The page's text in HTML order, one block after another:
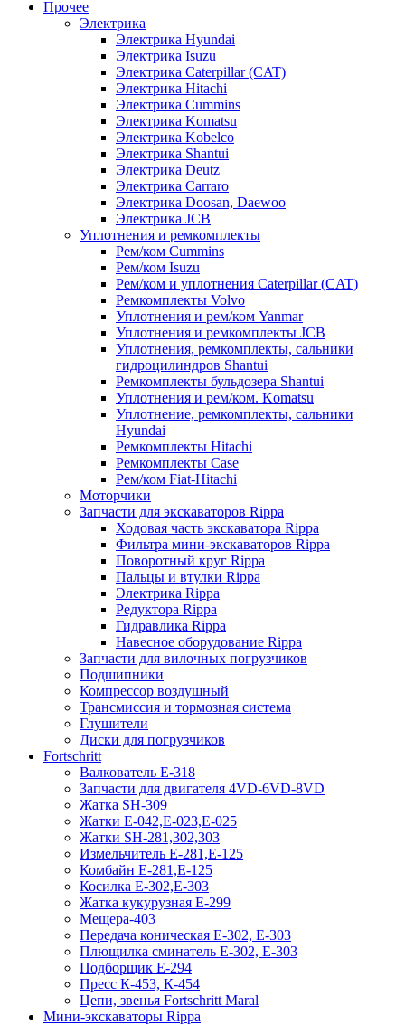
Прочее
Электрика
Электрика Hyundai
Электрика Isuzu
Электрика Caterpillar (CAT)
Электрика Hitachi
Электрика Cummins
Электрика Komatsu
Электрика Kobelco
Электрика Shantui
Электрика Deutz
Электрика Carraro
Электрика Doosan, Daewoo
Электрика JCB
Уплотнения и ремкомплекты
Рем/ком Cummins
Рем/ком Isuzu
Рем/ком и уплотнения Caterpillar (CAT)
Ремкомплекты Volvo
Уплотнения и рем/ком Yanmar
Уплотнения и ремкомплекты JCB
Уплотнения, ремкомплекты, сальники
гидроцилиндров Shantui
Ремкомплекты бульдозера Shantui
Уплотнения и рем/ком. Komatsu
Уплотнение, ремкомплекты, сальники
Hyundai
Ремкомплекты Hitachi
Ремкомплекты Case
Рем/ком Fiat-Hitachi
Моторчики
Запчасти для экскаваторов Rippa
Ходовая часть экскаватора Rippa
Фильтра мини-экскаваторов Rippa
Поворотный круг Rippa
Пальцы и втулки Rippa
Электрика Rippa
Редуктора Rippa
Гидравлика Rippa
Навесное оборудование Rippa
Запчасти для вилочных погрузчиков
Подшипники
Компрессор воздушный
Трансмиссия и тормозная система
Глушители
Диски для погрузчиков
Fortschritt
Валкователь Е-318
Запчасти для двигателя 4VD-6VD-8VD
Жатка SH-309
Жатки Е-042,Е-023,Е-025
Жатки SH-281,302,303
Измельчитель Е-281,Е-125
Комбайн Е-281,Е-125
Косилка Е-302,Е-303
Жатка кукурузная Е-299
Мещера-403
Передача коническая Е-302, Е-303
Плющилка сминатель Е-302, Е-303
Подборщик Е-294
Пресс К-453, К-454
Цепи, звенья Fortschritt Maral
Мини-экскаваторы Rippa